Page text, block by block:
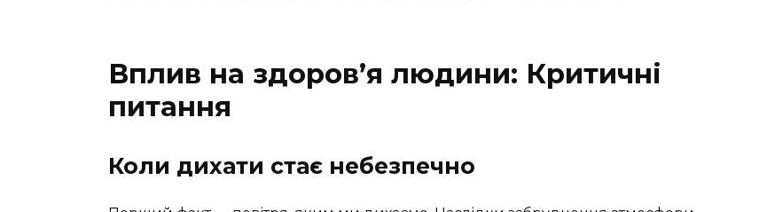
Вплив на здоров’я людини: Критичні
питання
Коли дихати стає небезпечно